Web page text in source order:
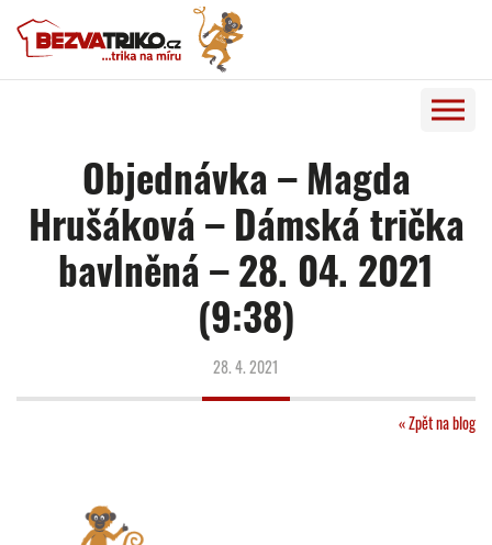
Objednávka – Magda
Hrušáková – Dámská trička
bavlněná – 28. 04. 2021
(9:38)
28. 4. 2021
« Zpět na blog